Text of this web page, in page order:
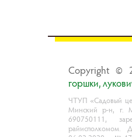
Copyright ©
гopшки,
ЧТУП «Садовый
Минский р-н, г.
690750111,
райисполкомом.